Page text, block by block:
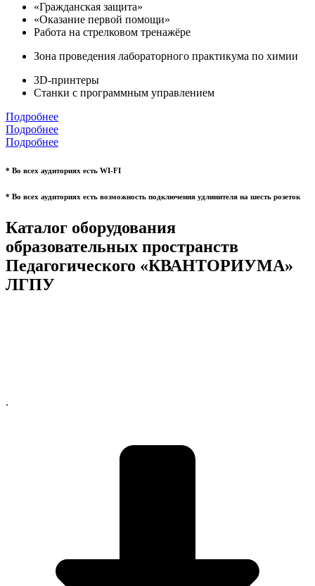
«Гражданская защита»
«Оказание первой помощи»
Работа на стрелковом тренажёре
Зона проведения лабораторного практикума по химии
3D-принтеры
Станки с программным управлением
Подробнее
Подробнее
Подробнее
* Во всех аудиториях есть WI-FI
* Во всех аудиториях есть возможность подключения удлинителя на шесть розеток
Каталог оборудования
образовательных пространств
Педагогического «КВАНТОРИУМА»
ЛГПУ
.